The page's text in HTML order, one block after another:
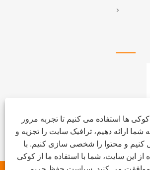
کوکی ها استفاده می کنیم تا تجربه مرور
شما ارائه دهیم، ترافیک سایت را تجزیه و
کنیم و محتوا را شخصی سازی کنیم. با
از این سایت، شما با استفاده ما از کوکی